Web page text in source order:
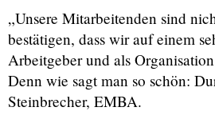
„Unsere Mitarbeitenden sind
bestätigen, dass wir auf einem
Arbeitgeber und als
Denn wie sagt man so schön:
Steinbrecher, EMBA.